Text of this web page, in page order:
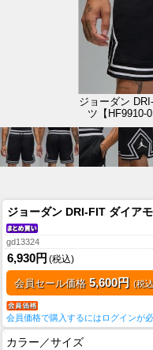
ジョーダン
ツ【HF9910-
ジョーダン DRI-FIT ダイア
gd13324
6,930円 (税込)
会員セール価格 5,600円 (税
会員価格で購入するにはログインが
カラー／サイズ